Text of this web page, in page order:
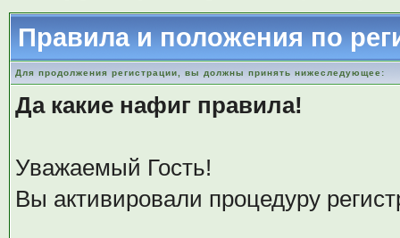
Правила и положения по
Для продолжения регистрации, вы должны принять нижеследующее:
Да какие нафиг правила!
Уважаемый Гость!
Вы активировали процедуру